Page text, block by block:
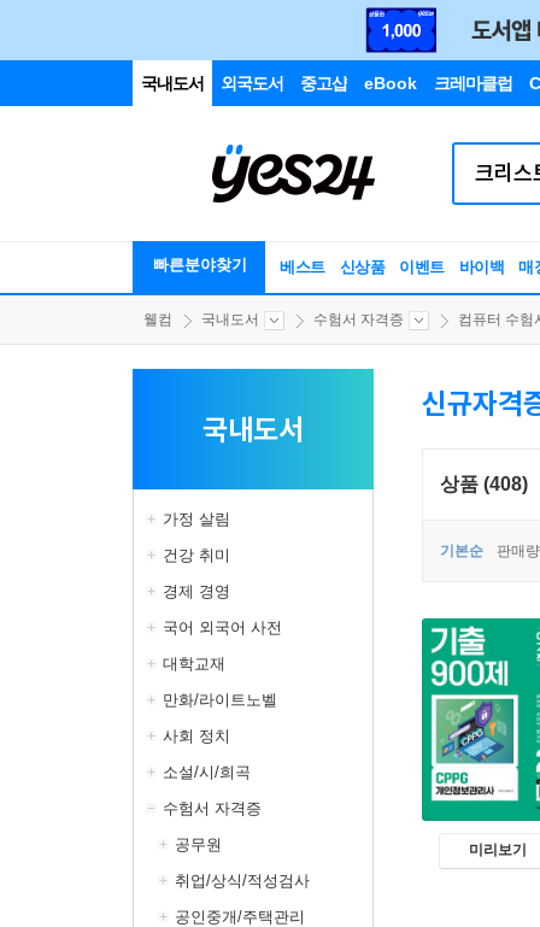
국내도서 외국도서 중고샵 eBook 크레마클럽
빠른분야찾기 베스트 신상품 이벤트 바이백 매
웰컴 국내도서 수험서 자격증 컴퓨터 수험
국내도서
가정 살림
건강 취미
경제 경영
국어 외국어 사전
대학교재
만화/라이트노벨
사회 정치
소설/시/희곡
수험서 자격증
공무원
취업/상식/적성검사
공인중개/주택관리
신규자격
상품 (408)
기본순 판매
미리보기